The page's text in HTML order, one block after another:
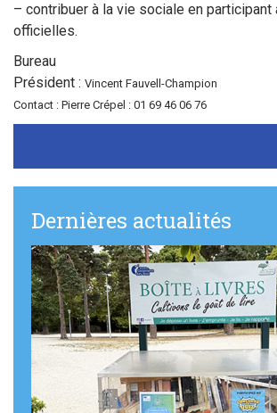
– contribuer à la vie sociale en participant
officielles.
Bureau
Président : Vincent Fauvell-Champion
Contact : Pierre Crépel : 01 69 46 06 76
Dernières actualités